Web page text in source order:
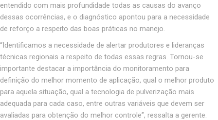
entendido com mais profundidade todas as causas do avanço
dessas ocorrências, e o diagnóstico apontou para a necessidade
de reforço a respeito das boas práticas no manejo.
“Identificamos a necessidade de alertar produtores e lideranças
técnicas regionais a respeito de todas essas regras. Tornou-se
importante destacar a importância do monitoramento para
definição do melhor momento de aplicação, qual o melhor produto
para aquela situação, qual a tecnologia de pulverização mais
adequada para cada caso, entre outras variáveis que devem ser
avaliadas para obtenção do melhor controle”, ressalta a gerente.